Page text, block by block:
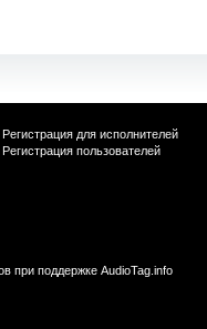
Регистрация для исполнителей
Регистрация пользователей
при поддержке AudioTag.info